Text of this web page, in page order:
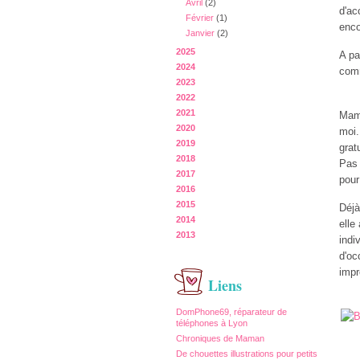
Avril (2)
Février (1)
Janvier (2)
2025
2024
2023
2022
2021
2020
2019
2018
2017
2016
2015
2014
2013
Liens
DomPhone69, réparateur de
téléphones à Lyon
Chroniques de Maman
De chouettes illustrations pour petits
A
elle